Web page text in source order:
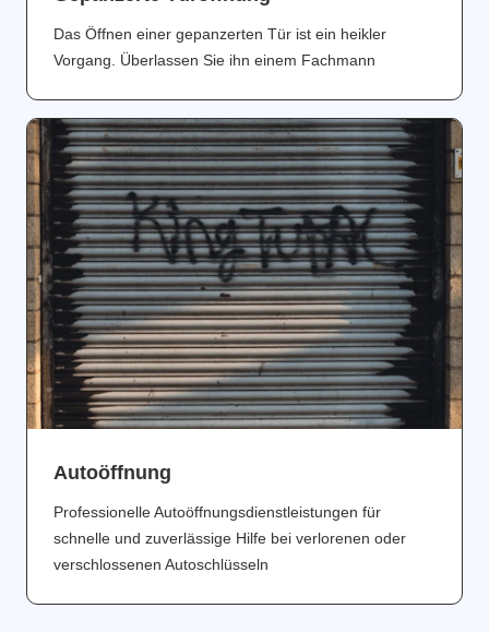
Das Öffnen einer gepanzerten Tür ist ein heikler
Vorgang. Überlassen Sie ihn einem Fachmann
Аutoöffnung
Professionelle Autoöffnungsdienstleistungen für
schnelle und zuverlässige Hilfe bei verlorenen oder
verschlossenen Autoschlüsseln